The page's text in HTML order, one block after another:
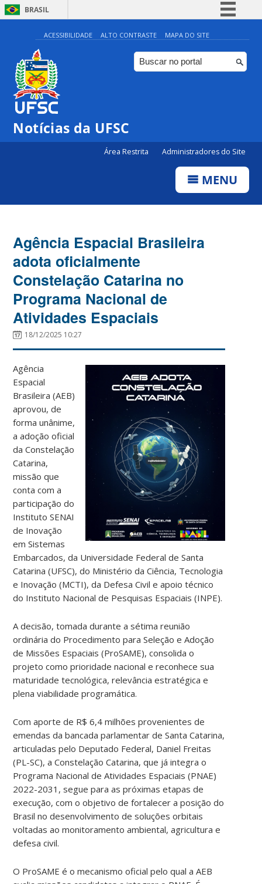
BRASIL
Simplifique!
Comunica BR
Participe
ACESSIBILIDADE ALTO CONTRASTE MAPA DO SITE
Notícias da UFSC
Área Restrita Administradores do Site
MENU
Agência Espacial Brasileira
adota oficialmente
Constelação Catarina no
Programa Nacional de
Atividades Espaciais
18/12/2025 10:27
Agência
Espacial
Brasileira (AEB)
aprovou, de
forma unânime,
a adoção oficial
da Constelação
Catarina,
missão que
conta com a
participação do
Instituto SENAI
de Inovação
em Sistemas
Embarcados, da Universidade Federal de Santa
Catarina (UFSC), do Ministério da Ciência, Tecnologia
e Inovação (MCTI), da Defesa Civil e apoio técnico
do Instituto Nacional de Pesquisas Espaciais (INPE).
A decisão, tomada durante a sétima reunião
ordinária do Procedimento para Seleção e Adoção
de Missões Espaciais (ProSAME), consolida o
projeto como prioridade nacional e reconhece sua
maturidade tecnológica, relevância estratégica e
plena viabilidade programática.
Com aporte de R$ 6,4 milhões provenientes de
emendas da bancada parlamentar de Santa Catarina,
articuladas pelo Deputado Federal, Daniel Freitas
(PL-SC), a Constelação Catarina, que já integra o
Programa Nacional de Atividades Espaciais (PNAE)
2022-2031, segue para as próximas etapas de
execução, com o objetivo de fortalecer a posição do
Brasil no desenvolvimento de soluções orbitais
voltadas ao monitoramento ambiental, agricultura e
defesa civil.
O ProSAME é o mecanismo oficial pelo qual a AEB